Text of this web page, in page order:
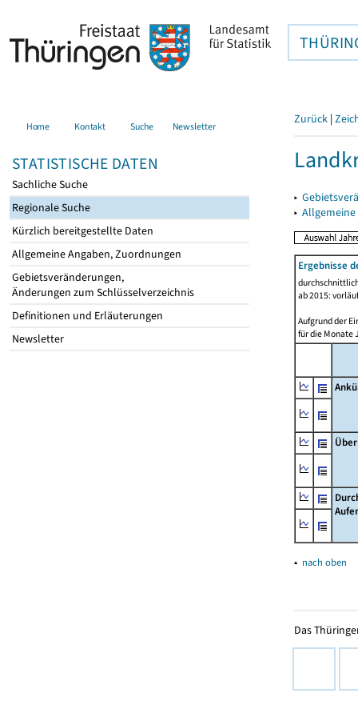
Home Kontakt Suche Newsletter
STATISTISCHE DATEN
Sachliche Suche
Regionale Suche
Kürzlich bereitgestellte Daten
Allgemeine Angaben, Zuordnungen
Gebietsveränderungen,
Änderungen zum Schlüsselverzeichnis
Definitionen und Erläuterungen
Newsletter
Zurück |
▸
▸
Ergebnisse
ab 2015:
Aufgrund der
für die Monate
▴ nach oben
Das